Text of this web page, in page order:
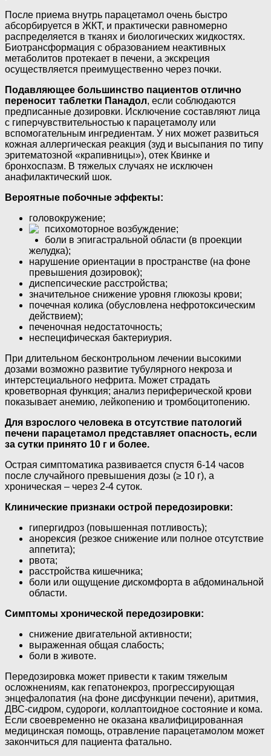
После приема внутрь парацетамол очень быстро
абсорбируется в ЖКТ, и практически равномерно
распределяется в тканях и биологических жидкостях.
Биотрансформация с образованием неактивных
метаболитов протекает в печени, а экскреция
осуществляется преимущественно через почки.
Подавляющее большинство пациентов отлично
переносит таблетки Панадол, если соблюдаются
предписанные дозировки. Исключение составляют лица
с гиперчувствительностью к парацетамолу или
вспомогательным ингредиентам. У них может развиться
кожная аллергическая реакция (зуд и высыпания по типу
эритематозной «крапивницы»), отек Квинке и
бронхоспазм. В тяжелых случаях не исключен
анафилактический шок.
Вероятные побочные эффекты:
головокружение;
психомоторное возбуждение;
боли в эпигастральной области (в проекции
желудка);
нарушение ориентации в пространстве (на фоне
превышения дозировок);
диспепсические расстройства;
значительное снижение уровня глюкозы крови;
почечная колика (обусловлена нефротоксическим
действием);
печеночная недостаточность;
неспецифическая бактериурия.
При длительном бесконтрольном лечении высокими
дозами возможно развитие тубулярного некроза и
интерстециального нефрита. Может страдать
кроветворная функция; анализ периферической крови
показывает анемию, лейкопению и тромбоцитопению.
Для взрослого человека в отсутствие патологий
печени парацетамол представляет опасность, если
за сутки принято 10 г и более.
Острая симптоматика развивается спустя 6-14 часов
после случайного превышения дозы (≥ 10 г), а
хроническая – через 2-4 суток.
Клинические признаки острой передозировки:
гипергидроз (повышенная потливость);
анорексия (резкое снижение или полное отсутствие
аппетита);
рвота;
расстройства кишечника;
боли или ощущение дискомфорта в абдоминальной
области.
Симптомы хронической передозировки:
снижение двигательной активности;
выраженная общая слабость;
боли в животе.
Передозировка может привести к таким тяжелым
осложнениям, как гепатонекроз, прогрессирующая
энцефалопатия (на фоне дисфункции печени), аритмия,
ДВС-сидром, судороги, коллаптоидное состояние и кома.
Если своевременно не оказана квалифицированная
медицинская помощь, отравление парацетамолом может
закончиться для пациента фатально.